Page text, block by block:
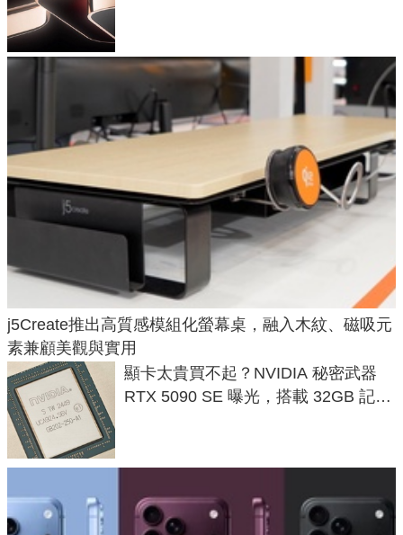
j5Create推出高質感模組化螢幕桌，融入木紋、磁吸元
素兼顧美觀與實用
顯卡太貴買不起？NVIDIA 秘密武器
RTX 5090 SE 曝光，搭載 32GB 記憶